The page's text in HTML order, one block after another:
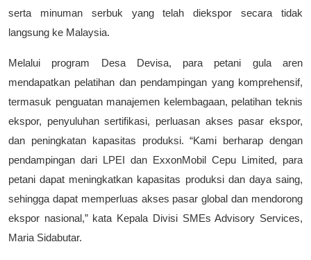
serta minuman serbuk yang telah diekspor secara tidak
langsung ke Malaysia.
Melalui program Desa Devisa, para petani gula aren
mendapatkan pelatihan dan pendampingan yang komprehensif,
termasuk penguatan manajemen kelembagaan, pelatihan teknis
ekspor, penyuluhan sertifikasi, perluasan akses pasar ekspor,
dan peningkatan kapasitas produksi. “Kami berharap dengan
pendampingan dari LPEI dan ExxonMobil Cepu Limited, para
petani dapat meningkatkan kapasitas produksi dan daya saing,
sehingga dapat memperluas akses pasar global dan mendorong
ekspor nasional,” kata Kepala Divisi SMEs Advisory Services,
Maria Sidabutar.